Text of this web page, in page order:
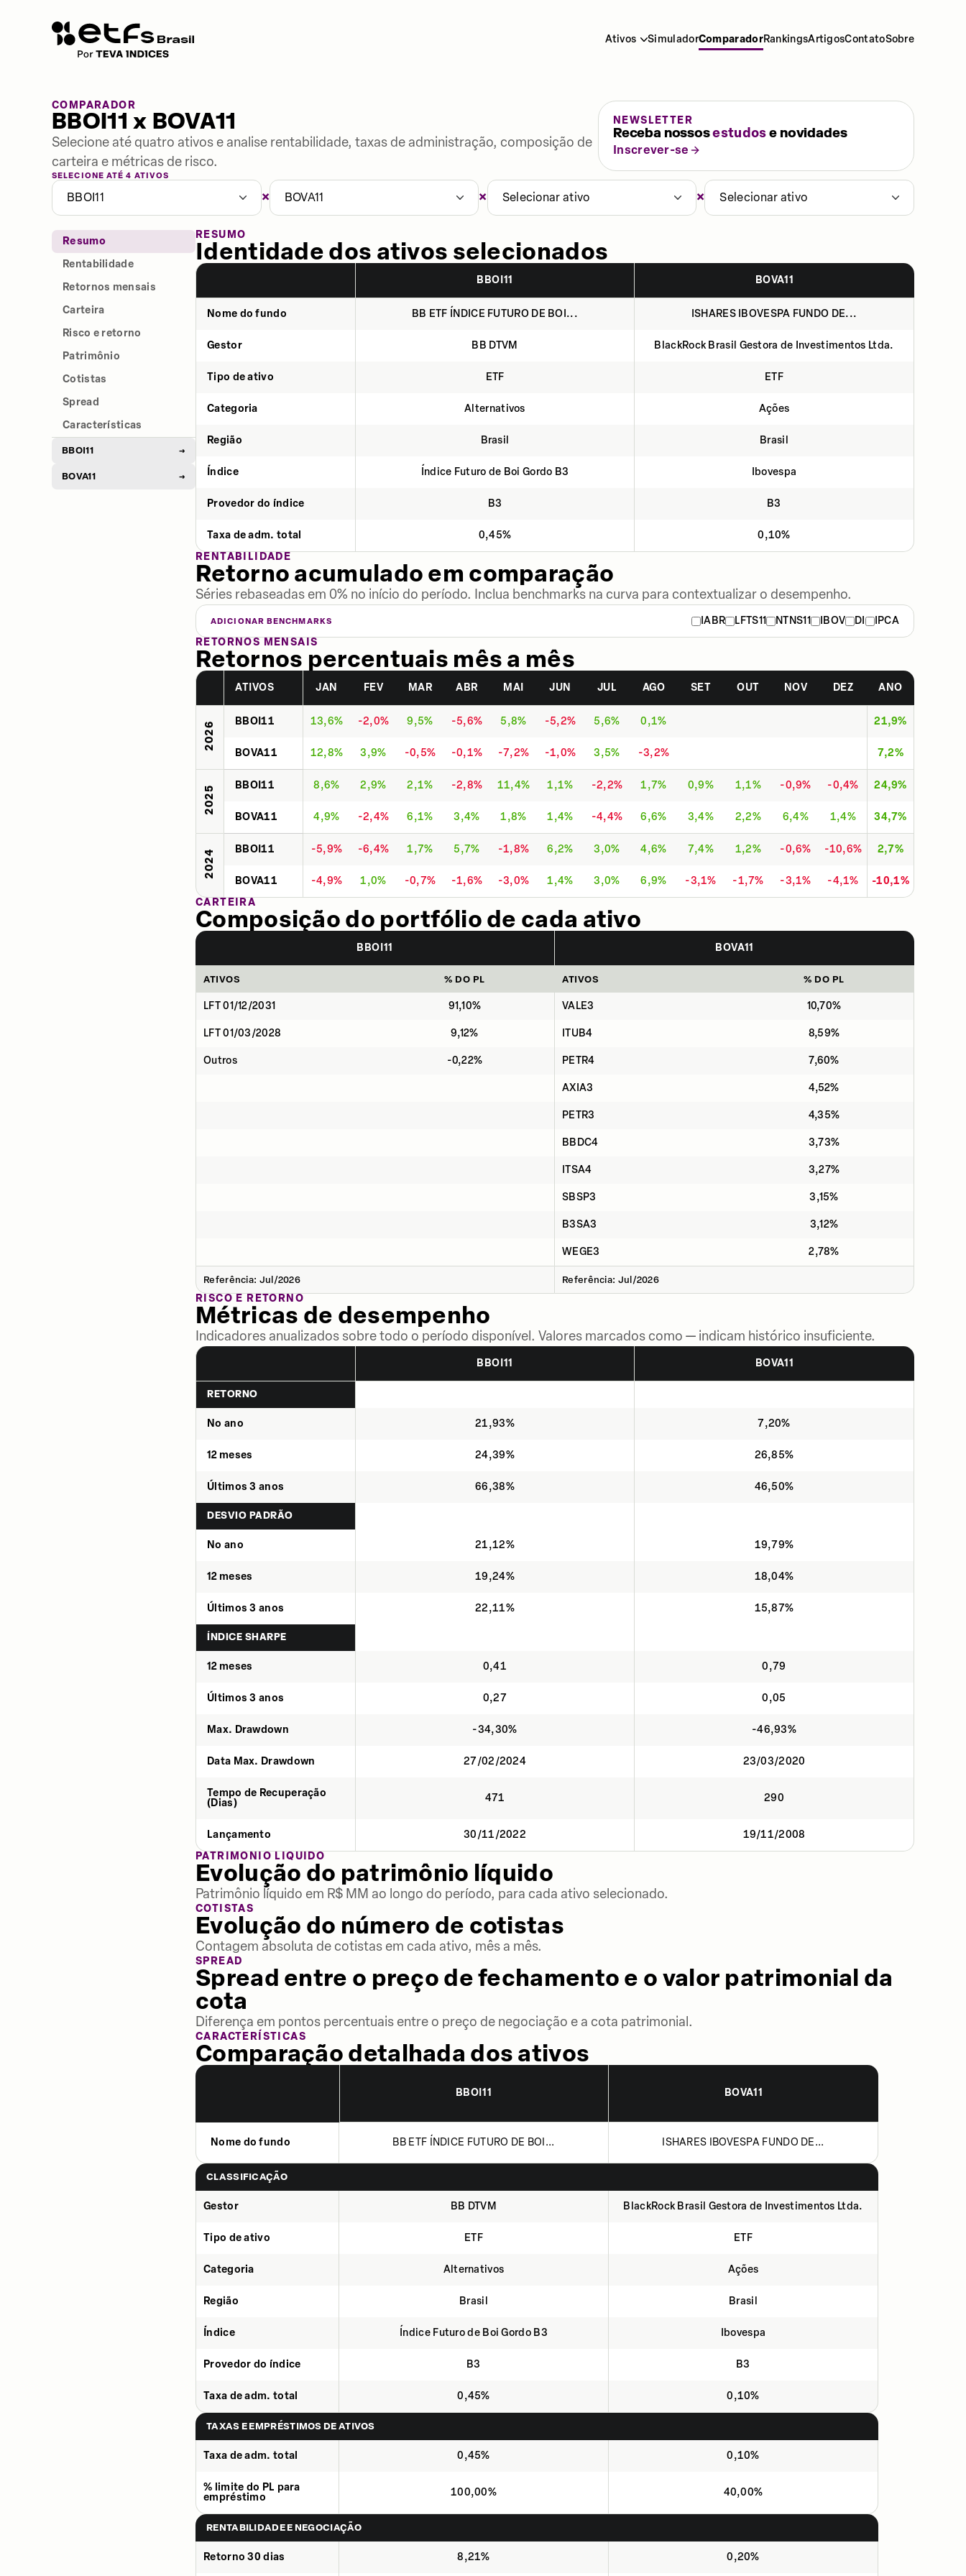
Ativos SimuladorComparadorRankingsArtigosContatoSobre
COMPARADOR
BBOI11 x BOVA11
Selecione até quatro ativos e analise rentabilidade, taxas de administração, composição de
carteira e métricas de risco.
NEWSLETTER
Receba nossosestudose novidades
Inscrever-se
SELECIONE ATÉ 4 ATIVOS
BBOI11 × BOVA11 × Selecionar ativo × Selecionar ativo
Resumo
Rentabilidade
Retornos mensais
Carteira
Risco e retorno
Patrimônio
Cotistas
Spread
Características
BBOI11 →
BOVA11 →
RESUMO
Identidade dos ativos selecionados
BBOI11 BOVA11
Nome do fundo BB ETF ÍNDICE FUTURO DE BOI... ISHARES IBOVESPA FUNDO DE...
Gestor BB DTVM BlackRock Brasil Gestora de Investimentos Ltda.
Tipo de ativo ETF ETF
Categoria Alternativos Ações
Região Brasil Brasil
Índice Índice Futuro de Boi Gordo B3 Ibovespa
Provedor do índice B3 B3
Taxa de adm. total 0,45%
0,10%
RENTABILIDADE
Retorno acumulado em comparação
Séries rebaseadas em 0% no início do período. Inclua benchmarks na curva para contextualizar o desempenho.
ADICIONAR BENCHMARKS IABR LFTS11 NTNS11 IBOV DI
IPCA
RETORNOS MENSAIS
Retornos percentuais mês a mês
ATIVOS JAN FEV MAR ABR MAI JUN JUL AGO SET OUT NOV DEZ ANO
2026 BBOI11 13,6% -2,0% 9,5% -5,6% 5,8% -5,2% 5,6% 0,1% 21,9%
BOVA11 12,8% 3,9% -0,5% -0,1% -7,2% -1,0% 3,5% -3,2% 7,2%
2025 BBOI11 8,6% 2,9% 2,1% -2,8% 11,4% 1,1% -2,2% 1,7% 0,9% 1,1% -0,9% -0,4% 24,9%
BOVA11 4,9% -2,4% 6,1% 3,4% 1,8% 1,4% -4,4% 6,6% 3,4% 2,2% 6,4% 1,4% 34,7%
2024 BBOI11 -5,9% -6,4% 1,7% 5,7% -1,8% 6,2% 3,0% 4,6% 7,4% 1,2% -0,6% -10,6% 2,7%
BOVA11 -4,9% 1,0% -0,7% -1,6% -3,0% 1,4% 3,0% 6,9% -3,1% -1,7% -3,1% -4,1%
-10,1%
CARTEIRA
Composição do portfólio de cada ativo
BBOI11 BOVA11
ATIVOS % DO PL ATIVOS % DO PL
LFT 01/12/2031 91,10% VALE3 10,70%
LFT 01/03/2028 9,12% ITUB4 8,59%
Outros -0,22% PETR4 7,60%
AXIA3 4,52%
PETR3 4,35%
BBDC4 3,73%
ITSA4 3,27%
SBSP3 3,15%
B3SA3 3,12%
WEGE3 2,78%
Referência: Jul/2026 Referência: Jul/2026
RISCO E RETORNO
Métricas de desempenho
Indicadores anualizados sobre todo o período disponível. Valores marcados como — indicam histórico insuficiente.
BBOI11 BOVA11
RETORNO
No ano 21,93% 7,20%
12 meses 24,39% 26,85%
Últimos 3 anos 66,38% 46,50%
DESVIO PADRÃO
No ano 21,12% 19,79%
12 meses 19,24% 18,04%
Últimos 3 anos 22,11% 15,87%
ÍNDICE SHARPE
12 meses 0,41 0,79
Últimos 3 anos 0,27 0,05
Max. Drawdown -34,30% -46,93%
Data Max. Drawdown 27/02/2024 23/03/2020
Tempo de Recuperação
(Dias)
471 290
Lançamento 30/11/2022
19/11/2008
PATRIMÔNIO LÍQUIDO
Evolução do patrimônio líquido
Patrimônio líquido em R$ MM ao longo do período, para cada ativo selecionado.
COTISTAS
Evolução do número de cotistas
Contagem absoluta de cotistas em cada ativo, mês a mês.
SPREAD
Spread entre o preço de fechamento e o valor patrimonial da
cota
Diferença em pontos percentuais entre o preço de negociação e a cota patrimonial.
CARACTERÍSTICAS
Comparação detalhada dos ativos
BBOI11 BOVA11
Nome do fundo BB ETF ÍNDICE FUTURO DE BOI... ISHARES IBOVESPA FUNDO DE...
CLASSIFICAÇÃO
Gestor BB DTVM BlackRock Brasil Gestora de Investimentos Ltda.
Tipo de ativo ETF ETF
Categoria Alternativos Ações
Região Brasil Brasil
Índice Índice Futuro de Boi Gordo B3 Ibovespa
Provedor do índice B3 B3
Taxa de adm. total 0,45% 0,10%
TAXAS E EMPRÉSTIMOS DE ATIVOS
Taxa de adm. total 0,45% 0,10%
% limite do PL para
empréstimo
100,00% 40,00%
RENTABILIDADE E NEGOCIAÇÃO
Retorno 30 dias 8,21% 0,20%